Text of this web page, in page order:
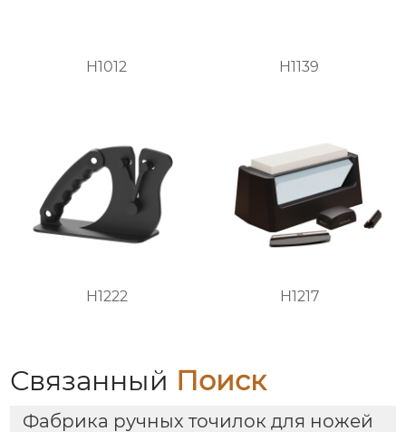
H1012 H1139
H1222 H1217
Связанный Поиск
Фабрика ручных точилок для ножей